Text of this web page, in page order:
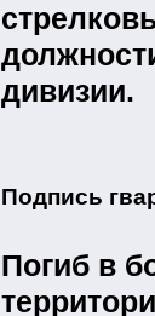
дивизии.
Подпись
Погиб в